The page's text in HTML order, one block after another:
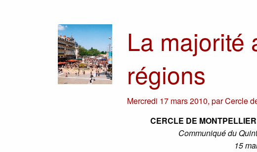
La majorité
régions
Mercredi 17 mars 2010,parCercle
CERCLE DE
Communiqué du
15